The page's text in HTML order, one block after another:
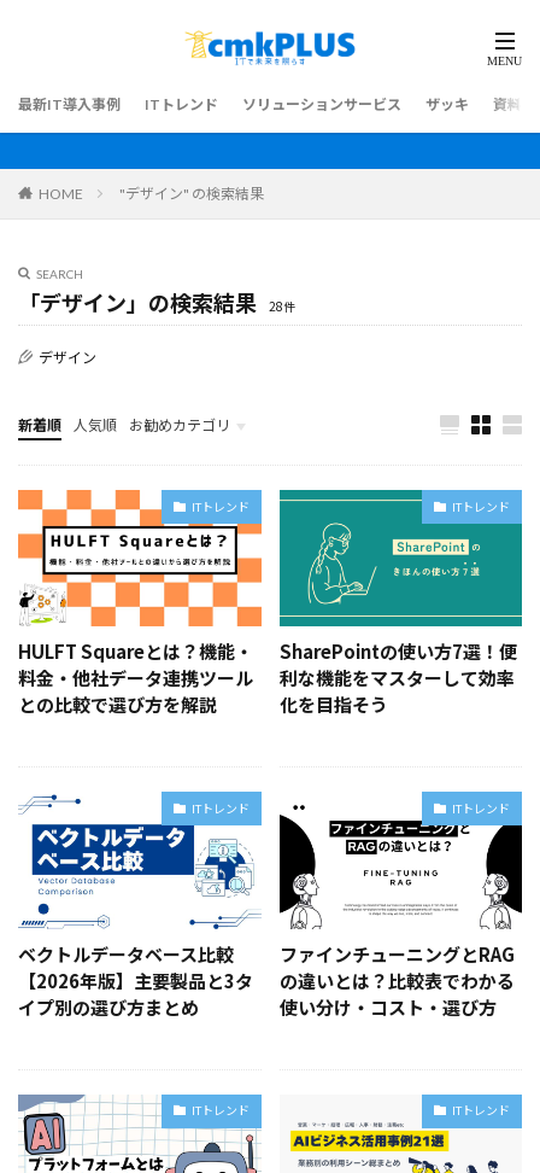
最新IT導入事例 ITトレンド ソリューションサービス ザッキ 資料ダ
HOME "デザイン" の検索結果
SEARCH
「デザイン」の検索結果 28件
デザイン
新着順 人気順 お勧めカテゴリ
最新IT導入事例
ITトレンド
HULFT Squareとは？機能・
料金・他社データ連携ツール
との比較で選び方を解説
ITトレンド
SharePointの使い方7選！便
利な機能をマスターして効率
化を目指そう
ITトレンド
ベクトルデータベース比較
【2026年版】主要製品と3タ
イプ別の選び方まとめ
ITトレンド
ファインチューニングとRAG
の違いとは？比較表でわかる
使い分け・コスト・選び方
ITトレンド ITトレンド